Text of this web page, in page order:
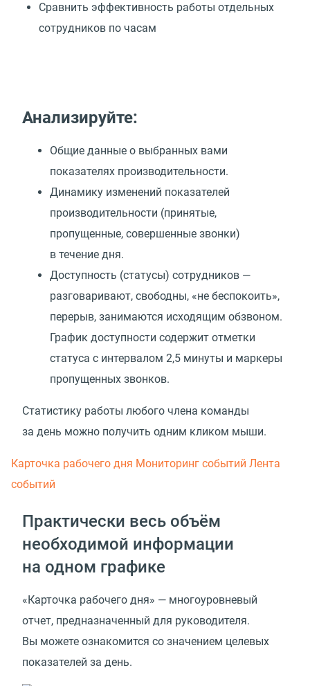
Сравнить эффективность работы отдельных
сотрудников по часам
Анализируйте:
Общие данные о выбранных вами
показателях производительности.
Динамику изменений показателей
производительности (принятые,
пропущенные, совершенные звонки)
в течение дня.
Доступность (статусы) сотрудников —
разговаривают, свободны, «не беспокоить»,
перерыв, занимаются исходящим обзвоном.
График доступности содержит отметки
статуса с интервалом 2,5 минуты и маркеры
пропущенных звонков.
Статистику работы любого члена команды
за день можно получить одним кликом мыши.
Карточка рабочего дня Мониторинг событий Лента
событий
Практически весь объём
необходимой информации
на одном графике
«Карточка рабочего дня» — многоуровневый
отчет, предназначенный для руководителя.
Вы можете ознакомится со значением целевых
показателей за день.